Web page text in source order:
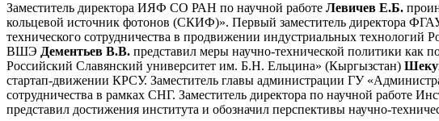
Заместитель директора ИЯФ СО РАН по научной работе Левичев Е.Б.
кольцевой источник фотонов (СКИФ)». Первый заместитель директора
технического сотрудничества в продвижении индустриальных
ВШЭ Дементьев В.В. представил меры научно-технической политики
Российский Славянский университет им. Б.Н. Ельцина» (Кыргызстан)
стартап-движении КРСУ. Заместитель главы администрации ГУ
сотрудничества в рамках СНГ. Заместитель директора по научной работе
представил достижения института и обозначил перспективы научно-